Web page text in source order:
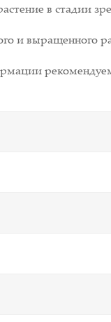
в стадии
и выращенного